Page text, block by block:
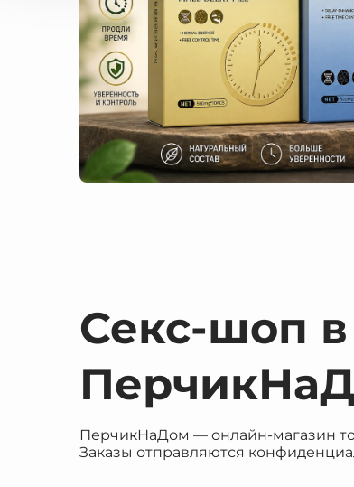
Секс-шоп в
ПерчикНаДом — онлайн-магазин
Заказы отправляются